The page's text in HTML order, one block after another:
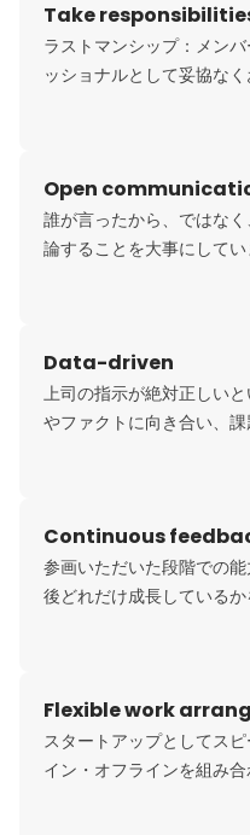
をしっかりつけて体調管
ロフェッショナリズムの
Take
ラストマンシップ：メン
ッショナルとして妥協な
供価値が最大化できるよ
なく連携していくことを
Open
誰が言ったから、ではな
論することを大事にして
Data-driven
上司の指示が絶対正しい
やファクトに向き合い、
な中でもスピーディーに
います。
Continuous
参画いただいた段階での
後どれだけ成長している
Flexible work
スタートアップとしてス
イン・オフラインを組み